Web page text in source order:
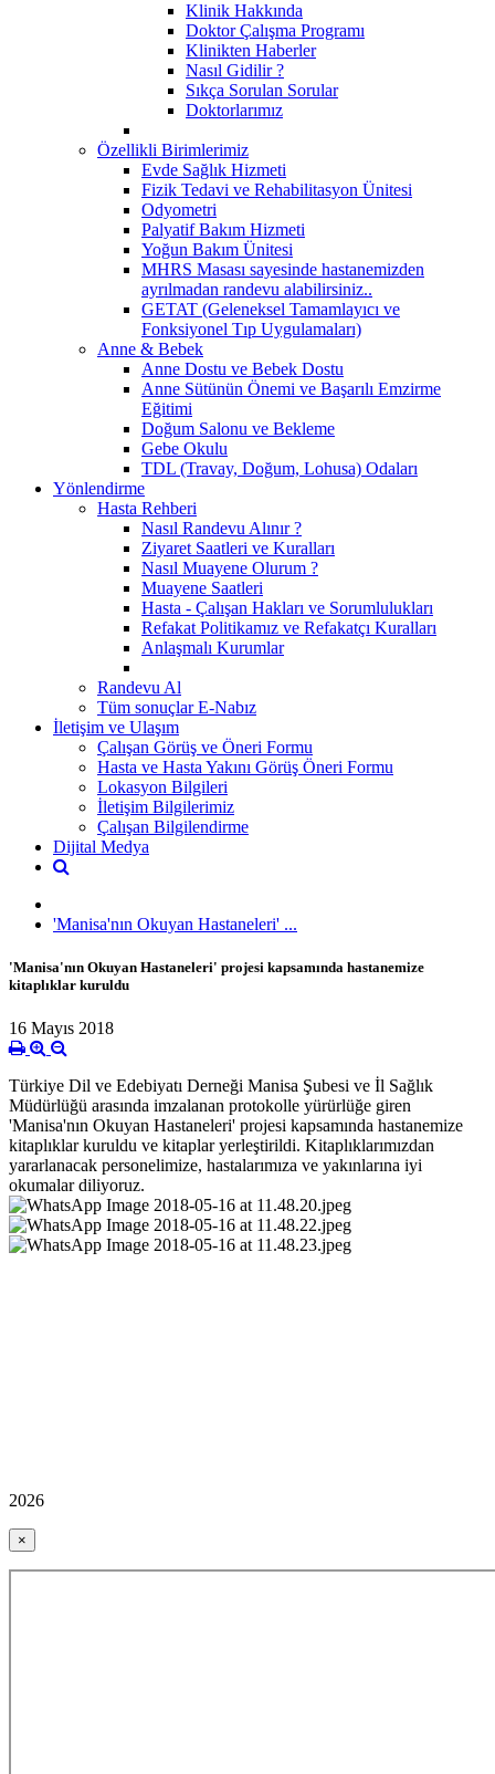
Klinik Hakkında
Doktor Çalışma Programı
Klinikten Haberler
Nasıl Gidilir ?
Sıkça Sorulan Sorular
Doktorlarımız
Özellikli Birimlerimiz
Evde Sağlık Hizmeti
Fizik Tedavi ve Rehabilitasyon Ünitesi
Odyometri
Palyatif Bakım Hizmeti
Yoğun Bakım Ünitesi
MHRS Masası sayesinde hastanemizden
ayrılmadan randevu alabilirsiniz..
GETAT (Geleneksel Tamamlayıcı ve
Fonksiyonel Tıp Uygulamaları)
Anne & Bebek
Anne Dostu ve Bebek Dostu
Anne Sütünün Önemi ve Başarılı Emzirme
Eğitimi
Doğum Salonu ve Bekleme
Gebe Okulu
TDL (Travay, Doğum, Lohusa) Odaları
Yönlendirme
Hasta Rehberi
Nasıl Randevu Alınır ?
Ziyaret Saatleri ve Kuralları
Nasıl Muayene Olurum ?
Muayene Saatleri
Hasta - Çalışan Hakları ve Sorumlulukları
Refakat Politikamız ve Refakatçı Kuralları
Anlaşmalı Kurumlar
Randevu Al
Tüm sonuçlar E-Nabız
İletişim ve Ulaşım
Çalışan Görüş ve Öneri Formu
Hasta ve Hasta Yakını Görüş Öneri Formu
Lokasyon Bilgileri
İletişim Bilgilerimiz
Çalışan Bilgilendirme
Dijital Medya
'Manisa'nın Okuyan Hastaneleri' ...
'Manisa'nın Okuyan Hastaneleri' projesi kapsamında hastanemize
kitaplıklar kuruldu
16 Mayıs 2018
Türkiye Dil ve Edebiyatı Derneği Manisa Şubesi ve İl Sağlık
Müdürlüğü arasında imzalanan protokolle yürürlüğe giren
'Manisa'nın Okuyan Hastaneleri' projesi kapsamında hastanemize
kitaplıklar kuruldu ve kitaplar yerleştirildi. Kitaplıklarımızdan
yararlanacak personelimize, hastalarımıza ve yakınlarına iyi
okumalar diliyoruz.
2026
×